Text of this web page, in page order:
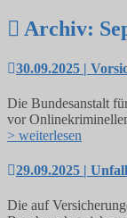
Archiv:
30.09.2025 |
Die Bundesanstalt
vor
> weiterlesen
29.09.2025 |
Die auf